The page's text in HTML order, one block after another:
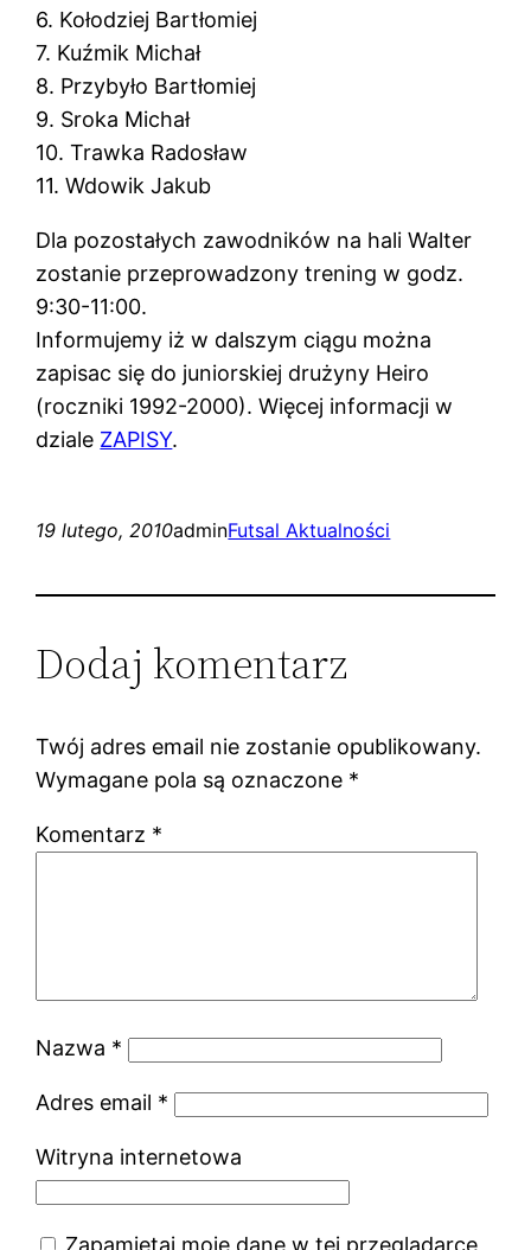
6. Kołodziej Bartłomiej
7. Kuźmik Michał
8. Przybyło Bartłomiej
9. Sroka Michał
10. Trawka Radosław
11. Wdowik Jakub
Dla pozostałych zawodników na hali Walter
zostanie przeprowadzony trening w godz.
9:30-11:00.
Informujemy iż w dalszym ciągu można
zapisac się do juniorskiej drużyny Heiro
(roczniki 1992-2000). Więcej informacji w
dziale ZAPISY.
19 lutego, 2010adminFutsal Aktualności
Dodaj komentarz
Twój adres email nie zostanie opublikowany.
Wymagane pola są oznaczone *
Komentarz *
Nazwa *
Adres email *
Witryna internetowa
Zapamiętaj moje dane w tej przeglądarce